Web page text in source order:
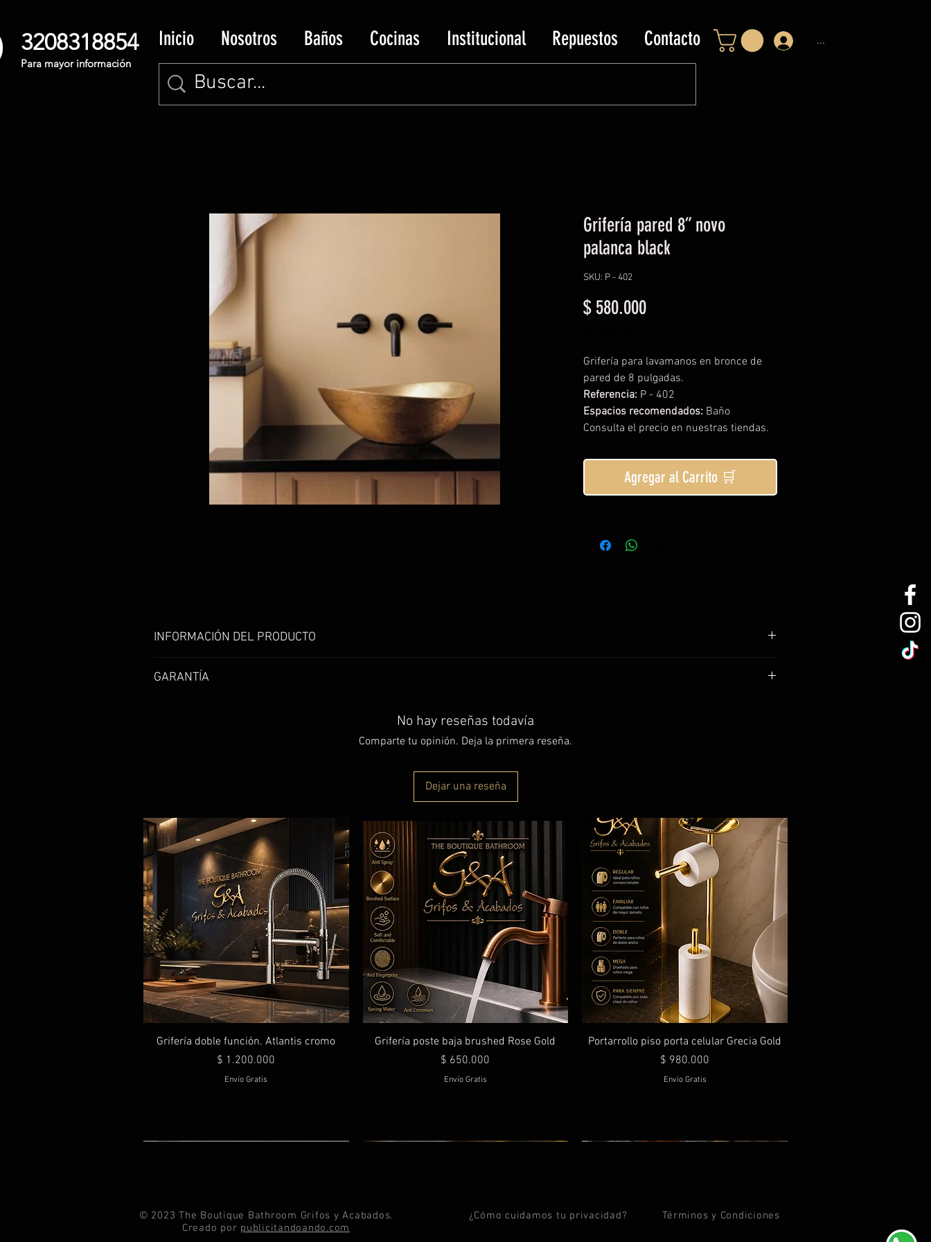
Inicio Nosotros Baños Cocinas Institucional Repuestos Contacto
3208318854
Para mayor información
...
Grifería pared 8” novo
palanca black
SKU: P - 402
$ 580.000Precio
Grifería para lavamanos en bronce de
pared de 8 pulgadas.
Referencia: P - 402
Espacios recomendados: Baño
Consulta el precio en nuestras tiendas.
Agregar al Carrito 🛒
INFORMACIÓN DEL PRODUCTO
Grifo en bronceGrifería para lavamanos en bronce de pared de 8 pulgadas.
GARANTÍA
No hay reseñas todavía
Comparte tu opinión. Deja la primera reseña.
Dejar una reseña
Grifería doble función. Atlantis cromo
Precio
$ 1.200.000
Envío Gratis
Grifería poste baja brushed Rose Gold
Precio
$ 650.000
Envío Gratis
Portarrollo piso porta celular Grecia Gold
Precio
$ 980.000
Envío Gratis
© 2023 The Boutique Bathroom Grifos y Acabados.
Creado por publicitandoando.com
¿Cómo cuidamos tu privacidad? Términos y Condiciones